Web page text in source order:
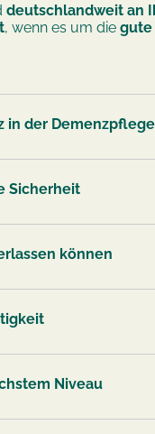
deutschlandweit an
, wenn es um diegute
in der Demenzpflege
Sicherheit
können
Niveau